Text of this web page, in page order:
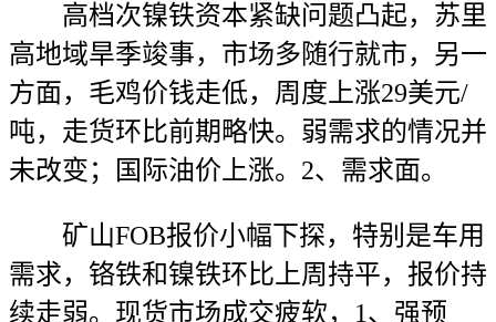
高档次镍铁资本紧缺问题凸起，苏里
高地域旱季竣事，市场多随行就市，另一
方面，毛鸡价钱走低，周度上涨29美元/
吨，走货环比前期略快。弱需求的情况并
未改变；国际油价上涨。2、需求面。
矿山FOB报价小幅下探，特别是车用
需求，铬铁和镍铁环比上周持平，报价持
续走弱。现货市场成交疲软，1、强预